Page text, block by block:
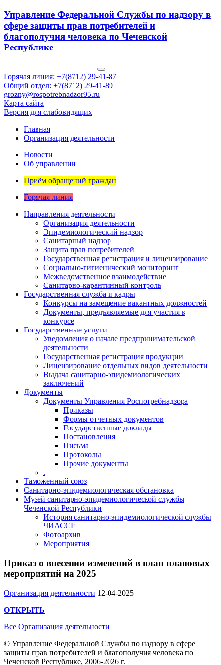
Управление Федеральной Службы по надзору в
сфере защиты прав потребителей и
благополучия человека по Чеченской
Республике
Горячая линия: +7(8712) 29-41-87
Общий отдел: +7(8712) 29-41-89
grozny@rospotrebnadzor95.ru
Карта сайта
Версия для слабовидящих
Главная
Организация деятельности
Новости
Об управлении
Приём обращений граждан
Горячая линия
Направления деятельности
Организация деятельности
Эпидемиологический надзор
Санитарный надзор
Защита прав потребителей
Государственная регистрация и лицензирование
Социально-гигиенический мониторинг
Межведомственное взаимодействие
Санитарно-карантинный контроль
Государственная служба и кадры
Конкурсы на замещение вакантных должностей
Документы, предъявляемые для участия в
конкурсе
Государственные услуги
Уведомления о начале предпринимательской
деятельности
Государственная регистрация продукции
Лицензирование отдельных видов деятельности
Выдача санитарно-эпидемиологических
заключений
Документы
Документы Управления Роспотребнадзора
Приказы
Формы отчетных документов
Государственные доклады
Постановления
Письма
Протоколы
Прочие документы
.
Таможенный союз
Санитарно-эпидемиологическая обстановка
Музей санитарно-эпидемиологической службы
Чеченской Республики
История санитарно-эпидемиологической службы
ЧИАССР
Фотоархив
Мероприятия
Приказ о внесении изменений в план плановых
мероприятий на 2025
Организация деятельности 12-04-2025
ОТКРЫТЬ
Все Организация деятельности
© Управление Федеральной Службы по надзору в сфере
защиты прав потребителей и благополучия человека по
Чеченской Республике, 2006-2026 г.